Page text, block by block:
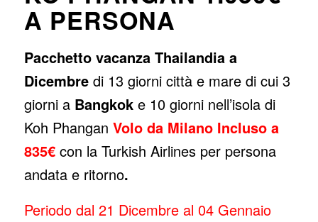
A PERSONA
Pacchetto vacanza Thailandia a
Dicembre di 13 giorni città e mare di cui 3
giorni aBangkoke 10 giorni nell’isola di
Koh Phangan Volo da Milano Incluso a
835€con la Turkish Airlines per persona
andata e ritorno.
Periodo dal 21 Dicembre al 04 Gennaio